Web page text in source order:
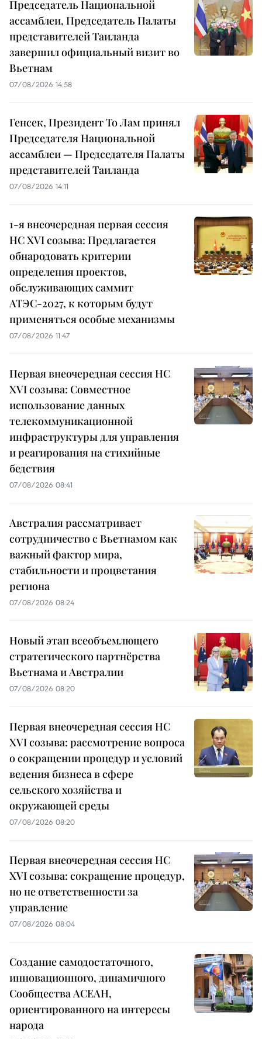
Председатель Национальной
ассамблеи, Председатель Палаты
представителей Таиланда
завершил официальный визит во
Вьетнам
07/08/2026 14:58
Генсек, Президент То Лам принял
Председателя Национальной
ассамблеи — Председателя Палаты
представителей Таиланда
07/08/2026 14:11
1-я внеочередная первая сессия
НС XVI созыва: Предлагается
обнародовать критерии
определения проектов,
обслуживающих саммит
АТЭС-2027, к которым будут
применяться особые механизмы
07/08/2026 11:47
Первая внеочередная сессия НС
XVI созыва: Совместное
использование данных
телекоммуникационной
инфраструктуры для управления
и реагирования на стихийные
бедствия
07/08/2026 08:41
Австралия рассматривает
сотрудничество с Вьетнамом как
важный фактор мира,
стабильности и процветания
региона
07/08/2026 08:24
Новый этап всеобъемлющего
стратегического партнёрства
Вьетнама и Австралии
07/08/2026 08:20
Первая внеочередная сессия НС
XVI созыва: рассмотрение вопроса
о сокращении процедур и условий
ведения бизнеса в сфере
сельского хозяйства и
окружающей среды
07/08/2026 08:20
Первая внеочередная сессия НС
XVI созыва: сокращение процедур,
но не ответственности за
управление
07/08/2026 08:04
Создание самодостаточного,
инновационного, динамичного
Сообщества АСЕАН,
ориентированного на интересы
народа